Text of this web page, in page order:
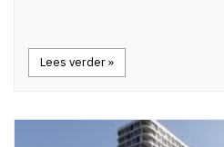
Lees verder »